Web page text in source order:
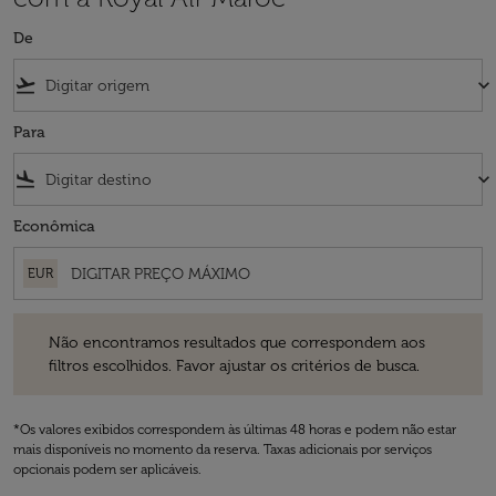
De
flight_takeoff keyboard_arrow_down
Para
flight_land keyboard_arrow_down
Econômica
EUR
Não encontramos resultados que correspondem aos
filtros escolhidos. Favor ajustar os critérios de busca.
*Os valores exibidos correspondem às últimas 48 horas e podem não estar
mais disponíveis no momento da reserva. Taxas adicionais por serviços
opcionais podem ser aplicáveis.